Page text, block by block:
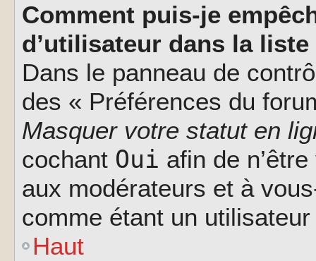
Comment puis-je
d’utilisateur dans la
Dans le panneau de
des « Préférences du
Masquer votre statut en
cochant Oui afin de
aux modérateurs et à
comme étant un
Haut